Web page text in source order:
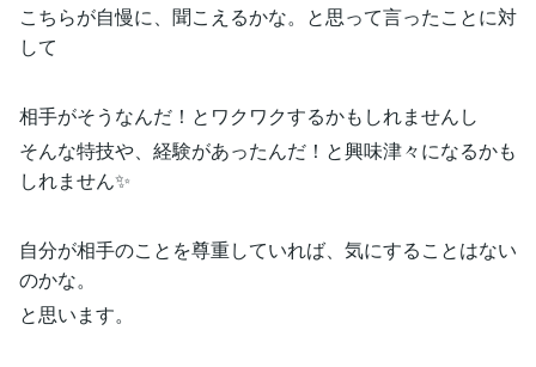
こちらが自慢に、聞こえるかな。と思って言ったことに対
して
相手がそうなんだ！とワクワクするかもしれませんし
そんな特技や、経験があったんだ！と興味津々になるかも
しれません✨
自分が相手のことを尊重していれば、気にすることはない
のかな。
と思います。